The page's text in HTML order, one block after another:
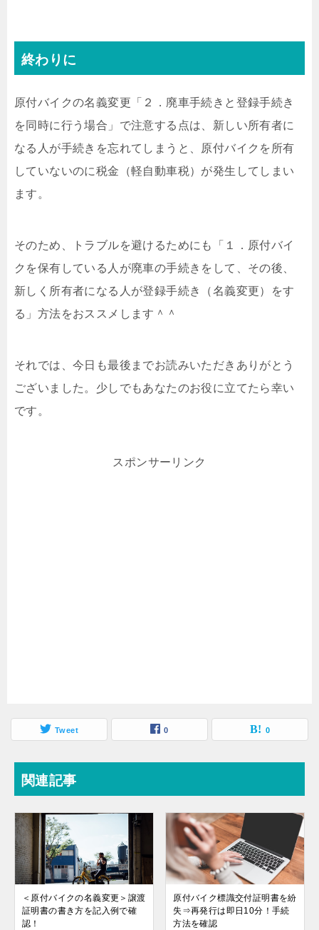
終わりに
原付バイクの名義変更「２．廃車手続きと登録手続き
を同時に行う場合」で注意する点は、新しい所有者に
なる人が手続きを忘れてしまうと、原付バイクを所有
していないのに税金（軽自動車税）が発生してしまい
ます。
そのため、トラブルを避けるためにも「１．原付バイ
クを保有している人が廃車の手続きをして、その後、
新しく所有者になる人が登録手続き（名義変更）をす
る」方法をおススメします＾＾
それでは、今日も最後までお読みいただきありがとう
ございました。少しでもあなたのお役に立てたら幸い
です。
スポンサーリンク
Tweet 0 0
関連記事
＜原付バイクの名義変更＞譲渡
証明書の書き方を記入例で確
認！
原付バイク標識交付証明書を紛
失⇒再発行は即日10分！手続
方法を確認